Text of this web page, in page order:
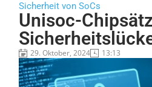
Sicherheit von SoCs
Unisoc-
29. Oktober, 2024 13:13